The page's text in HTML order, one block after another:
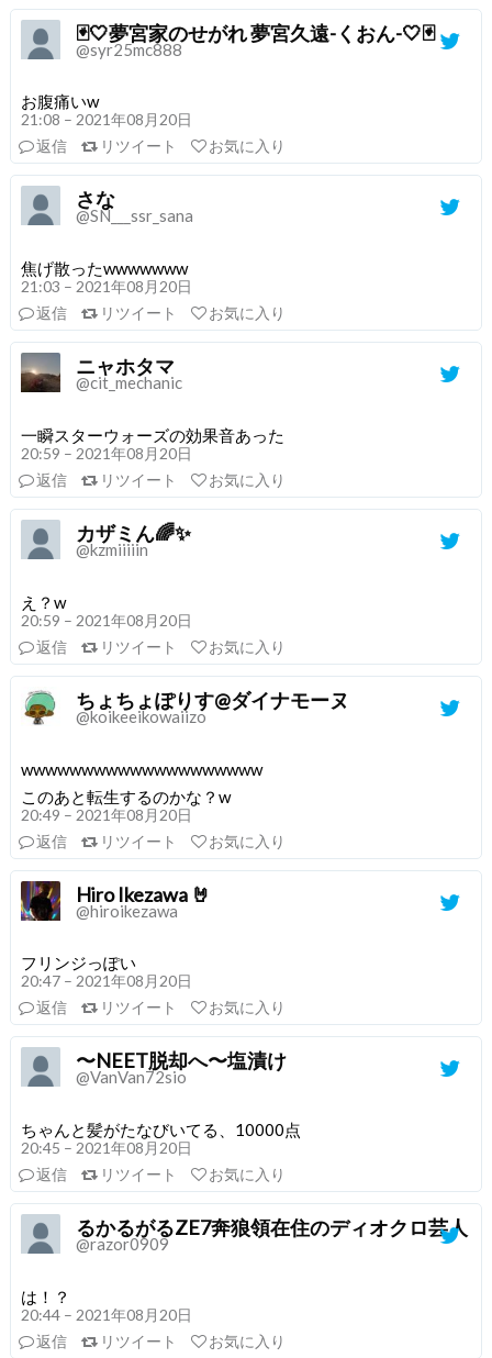
🃏🤍夢宮家のせがれ 夢宮久遠-くおん-🤍🃏
@syr25mc888
お腹痛いw
21:08 – 2021年08月20日
返信
リツイート お気に入り
さな
@SN___ssr_sana
焦げ散ったwwwwwww
21:03 – 2021年08月20日
返信
リツイート お気に入り
ニャホタマ
@cit_mechanic
一瞬スターウォーズの効果音あった
20:59 – 2021年08月20日
返信
リツイート お気に入り
カザミん🌈✨
@kzmiiiiin
え？w
20:59 – 2021年08月20日
返信
リツイート お気に入り
ちょちょぽりす@ダイナモーヌ
@koikeeikowaiizo
wwwwwwwwwwwwwwwwwwww
このあと転生するのかな？w
20:49 – 2021年08月20日
返信
リツイート お気に入り
Hiro Ikezawa 🤘
@hiroikezawa
フリンジっぽい
20:47 – 2021年08月20日
返信
リツイート お気に入り
〜NEET脱却へ〜塩漬け
@VanVan72sio
ちゃんと髪がたなびいてる、10000点
20:45 – 2021年08月20日
返信
リツイート お気に入り
るかるがるZE7奔狼領在住のディオクロ芸人
@razor0909
は！？
20:44 – 2021年08月20日
返信
リツイート お気に入り